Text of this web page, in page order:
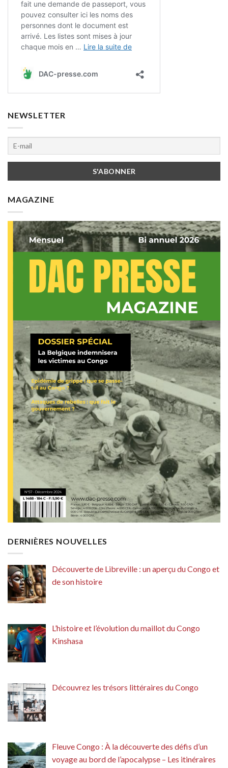
NEWSLETTER
MAGAZINE
DERNIÈRES NOUVELLES
Découverte de Libreville : un aperçu du Congo et
de son histoire
L’histoire et l’évolution du maillot du Congo
Kinshasa
Découvrez les trésors littéraires du Congo
Fleuve Congo : À la découverte des défis d’un
voyage au bord de l’apocalypse – Les itinéraires